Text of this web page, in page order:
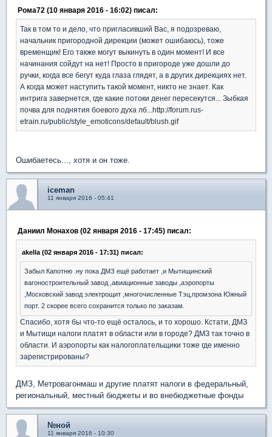
Рома72 (10 января 2016 - 16:02) писал:
Так в том то и дело, что пригласивший Вас, я подозреваю,
начальник пригородной дирекции (может ошибаюсь), тоже
временщик! Его также могут выкинуть в один момент! И все
начинания сойдут на нет! Просто в пригороде уже дошли до
ручки, когда все бегут куда глаза глядят, а в других дирекциях нет.
А когда может наступить такой момент, никто не знает. Как
интрига завернется, где какие потоки денег пересекутся... Зыбкая
почва для поднятия боевого духа лб...http://forum.rus-
etrain.ru/public/style_emoticons/default/blush.gif
Ошибаетесь..., хотя и он тоже.
iceman
11 января 2016 - 05:41
Даниил Монахов (02 января 2016 - 17:45) писал:
akella (02 января 2016 - 17:31) писал:
Забыл Капотню .ну пока ДМЗ ещё работает ,и Мытищинский
вагоностроительный завод ,авиационные заводы ,аэропорты
,Московский завод электрощит ,многочисленные Тэц,промзона Южный
порт. 2 скорее всего сохранится только по заказам.
Спасибо, хотя бы что-то ещё осталось, и то хорошо. Кстати, ДМЗ
и Мытищи налоги платят в области или в городе? ДМЗ так точно в
области. И аэропорты как налогоплательщики тоже где именно
зарегистрированы?
ДМЗ, Метровагонмаш и другие платят налоги в федеральный,
региональный, местный бюджеты и во внебюджетные фонды
№ной
11 января 2016 - 10:30